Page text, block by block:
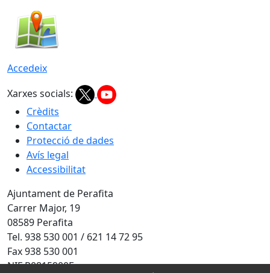
Accedeix
Xarxes socials:
Crèdits
Contactar
Protecció de dades
Avís legal
Accessibilitat
Ajuntament de Perafita
Carrer Major, 19
08589 Perafita
Tel. 938 530 001 / 621 14 72 95
Fax 938 530 001
NIF P0815900F